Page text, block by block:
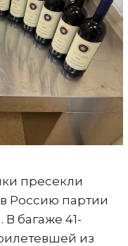
пресекли
Россию партии
В багаже 41-
из